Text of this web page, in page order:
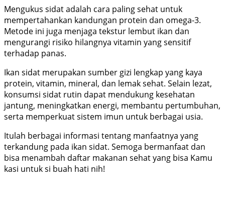
Mengukus sidat adalah cara paling sehat untuk
mempertahankan kandungan protein dan omega-3.
Metode ini juga menjaga tekstur lembut ikan dan
mengurangi risiko hilangnya vitamin yang sensitif
terhadap panas.
Ikan sidat merupakan sumber gizi lengkap yang kaya
protein, vitamin, mineral, dan lemak sehat. Selain lezat,
konsumsi sidat rutin dapat mendukung kesehatan
jantung, meningkatkan energi, membantu pertumbuhan,
serta memperkuat sistem imun untuk berbagai usia.
Itulah berbagai informasi tentang manfaatnya yang
terkandung pada ikan sidat. Semoga bermanfaat dan
bisa menambah daftar makanan sehat yang bisa Kamu
kasi untuk si buah hati nih!